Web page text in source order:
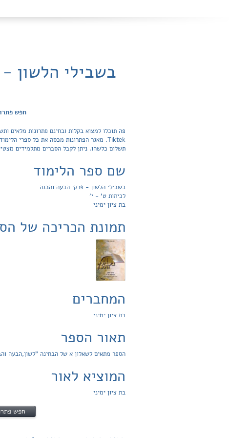
בשבילי הלשון
חפש
פה תוכלו למצוא בקלות ובחינם פתרונות מלאים
תשלום כלשהו. ניתן לקבל הסברים מתלמידים
שם ספר הלימוד
בשבילי הלשון - פרקי הבעה והבנה
לכיתות ט' - י'
בת ציון ימיני
תמונת הכריכה של
המחברים
בת ציון ימיני
תאור הספר
הספר מתאים לשאלון א של הבחינה "לשון,הבעה
המוציא לאור
בת ציון ימיני
חפש